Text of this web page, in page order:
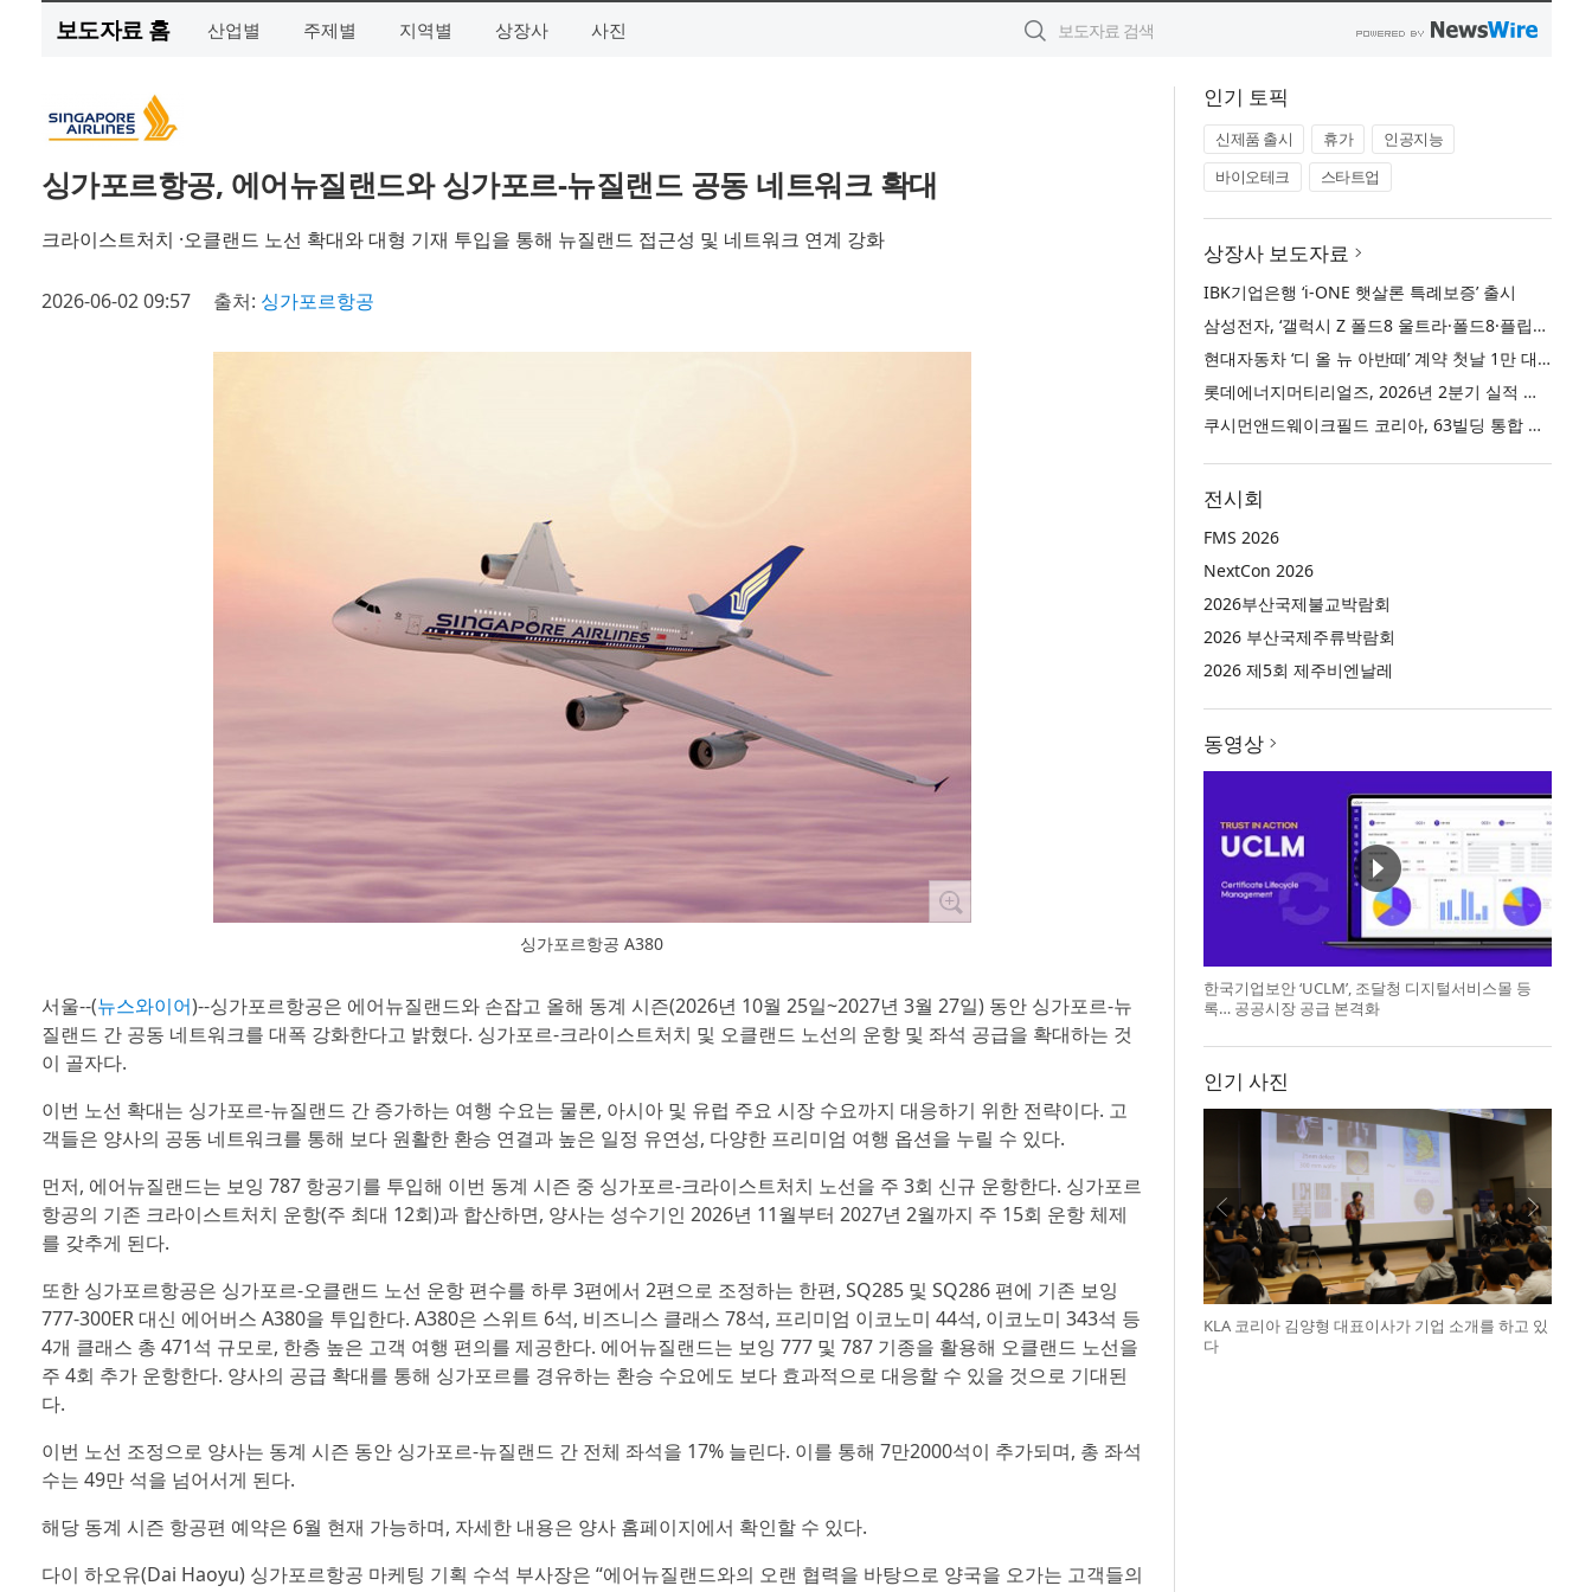
보도자료 홈 산업별 주제별 지역별 상장사 사진
싱가포르항공, 에어뉴질랜드와 싱가포르-뉴질랜드 공동 네트워크 확대
크라이스트처치 ·오클랜드 노선 확대와 대형 기재 투입을 통해 뉴질랜드 접근성 및 네트워크 연계 강화
2026-06-02 09:57 출처: 싱가포르항공
싱가포르항공 A380
서울--(뉴스와이어)--싱가포르항공은 에어뉴질랜드와 손잡고 올해 동계 시즌(2026년 10월 25일~2027년 3월 27일) 동안 싱가포르-뉴
질랜드 간 공동 네트워크를 대폭 강화한다고 밝혔다. 싱가포르-크라이스트처치 및 오클랜드 노선의 운항 및 좌석 공급을 확대하는 것
이 골자다.
이번 노선 확대는 싱가포르-뉴질랜드 간 증가하는 여행 수요는 물론, 아시아 및 유럽 주요 시장 수요까지 대응하기 위한 전략이다. 고
객들은 양사의 공동 네트워크를 통해 보다 원활한 환승 연결과 높은 일정 유연성, 다양한 프리미엄 여행 옵션을 누릴 수 있다.
먼저, 에어뉴질랜드는 보잉 787 항공기를 투입해 이번 동계 시즌 중 싱가포르-크라이스트처치 노선을 주 3회 신규 운항한다. 싱가포르
항공의 기존 크라이스트처치 운항(주 최대 12회)과 합산하면, 양사는 성수기인 2026년 11월부터 2027년 2월까지 주 15회 운항 체제
를 갖추게 된다.
또한 싱가포르항공은 싱가포르-오클랜드 노선 운항 편수를 하루 3편에서 2편으로 조정하는 한편, SQ285 및 SQ286 편에 기존 보잉
777-300ER 대신 에어버스 A380을 투입한다. A380은 스위트 6석, 비즈니스 클래스 78석, 프리미엄 이코노미 44석, 이코노미 343석 등
4개 클래스 총 471석 규모로, 한층 높은 고객 여행 편의를 제공한다. 에어뉴질랜드는 보잉 777 및 787 기종을 활용해 오클랜드 노선을
주 4회 추가 운항한다. 양사의 공급 확대를 통해 싱가포르를 경유하는 환승 수요에도 보다 효과적으로 대응할 수 있을 것으로 기대된
다.
이번 노선 조정으로 양사는 동계 시즌 동안 싱가포르-뉴질랜드 간 전체 좌석을 17% 늘린다. 이를 통해 7만2000석이 추가되며, 총 좌석
수는 49만 석을 넘어서게 된다.
해당 동계 시즌 항공편 예약은 6월 현재 가능하며, 자세한 내용은 양사 홈페이지에서 확인할 수 있다.
다이 하오유(Dai Haoyu) 싱가포르항공 마케팅 기획 수석 부사장은 “에어뉴질랜드와의 오랜 협력을 바탕으로 양국을 오가는 고객들의
인기 토픽
신제품 출시 휴가
인공지능
바이오테크
스타트업
상장사 보도자료
IBK기업은행 ‘i-ONE 햇살론 특례보증’ 출시
삼성전자, ‘갤럭시 Z 폴드8 울트라·폴드8·플립8’과 ‘갤럭시 워치 울트라2·워치9’ 국내 공식 출시
현대자동차 ‘디 올 뉴 아반떼’ 계약 첫날 1만 대 돌파
롯데에너지머티리얼즈, 2026년 2분기 실적 발표… 전분기 대비 매출 증대
쿠시먼앤드웨이크필드 코리아, 63빌딩 통합 MD·공간 전략 수립 과정과 구현 사례 소개
전시회
FMS 2026
NextCon 2026
2026부산국제불교박람회
2026 부산국제주류박람회
2026 제5회 제주비엔날레
동영상
한국기업보안 ‘UCLM’, 조달청 디지털서비스몰 등
록… 공공시장 공급 본격화
인기 사진
KLA 코리아 김양형 대표이사가 기업 소개를 하고 있
다